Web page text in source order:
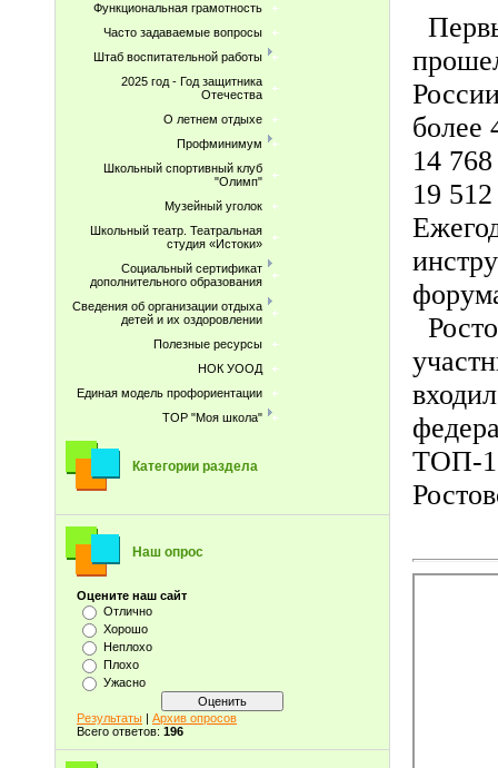
Функциональная грамотность
Часто задаваемые вопросы
Штаб воспитательной работы
2025 год - Год защитника
Отечества
О летнем отдыхе
Профминимум
Школьный спортивный клуб
"Олимп"
Музейный уголок
Школьный театр. Театральная
студия «Истоки»
Социальный сертификат
дополнительного образования
Сведения об организации отдыха
детей и их оздоровлении
Полезные ресурсы
НОК УООД
Единая модель профориентации
ТОР "Моя школа"
Категории раздела
Наш опрос
Оцените наш сайт
Отлично
Хорошо
Неплохо
Плохо
Ужасно
Результаты | Архив опросов
Всего ответов: 196
более
14
19
ТОП-